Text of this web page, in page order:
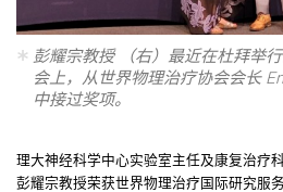
彭耀宗教授 （右）最近在杜拜举
会上，从世界物理治疗协会会长
中接过奖项。
理大神经科学中心实验室主任及康复治疗
彭耀宗教授荣获世界物理治疗国际研究服